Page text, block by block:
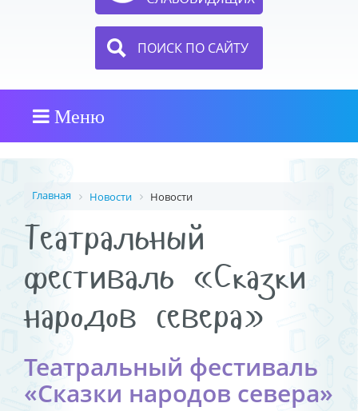
ПОИСК ПО САЙТУ
Меню
Главная Новости Новости
Театральный
фестиваль «Сказки
народов севера»
Театральный фестиваль
«Сказки народов севера»